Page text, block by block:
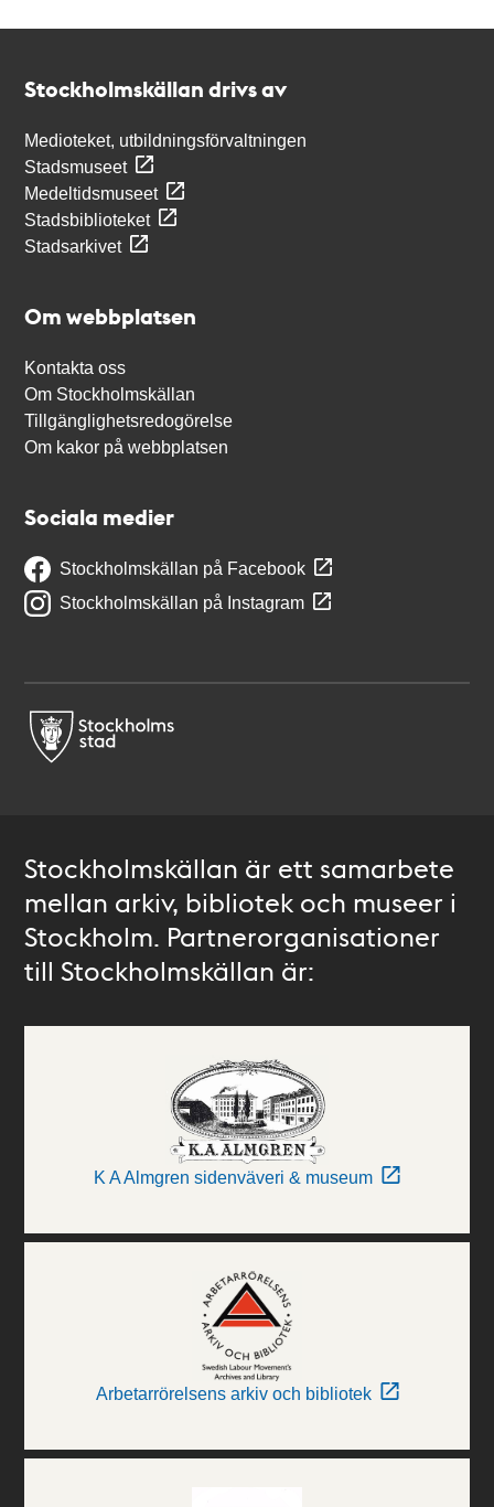
Stockholmskällan drivs av
Medioteket, utbildningsförvaltningen
Stadsmuseet
Medeltidsmuseet
Stadsbiblioteket
Stadsarkivet
Om webbplatsen
Kontakta oss
Om Stockholmskällan
Tillgänglighetsredogörelse
Om kakor på webbplatsen
Sociala medier
Stockholmskällan på Facebook
Stockholmskällan på Instagram
Stockholmskällan är ett samarbete
mellan arkiv, bibliotek och museer i
Stockholm. Partnerorganisationer
till Stockholmskällan är:
K A Almgren sidenväveri & museum
Arbetarrörelsens arkiv och bibliotek